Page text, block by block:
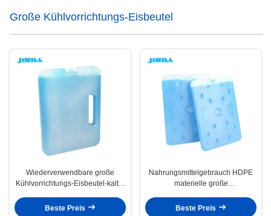
Große Kühlvorrichtungs-Eisbeutel
Wiederverwendbare große
Kühlvorrichtungs-Eisbeutel-kalter
Ziegelstein mit Griff
Beste Preis
Nahrungsmittelgebrauch HDPE
materielle große
Kühlkette-Verschiffen
Beste Preis